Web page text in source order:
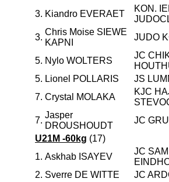
3. Kiandro EVERAET
KON.
3.
Chris Moise SIEWE
KAPNI
JUDO
5. Nylo WOLTERS
JC
5. Lionel POLLARIS
JS
7. Crystal MOLAKA
KJC
7.
Jasper
DROUSHOUDT
JC
U21M -60kg (17)
1. Askhab ISAYEV
JC
2. Sverre DE WITTE
JC